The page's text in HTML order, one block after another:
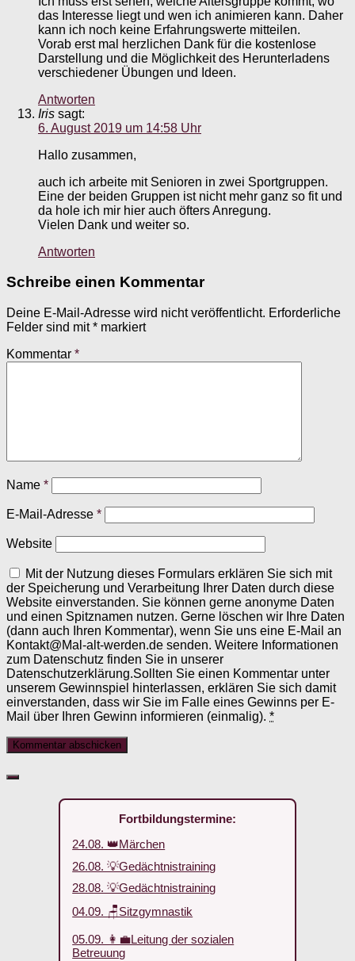
das Interesse liegt und wen ich animieren kann. Daher
kann ich noch keine Erfahrungswerte mitteilen.
Vorab erst mal herzlichen Dank für die kostenlose
Darstellung und die Möglichkeit des Herunterladens
verschiedener Übungen und Ideen.
Antworten
Iris sagt:
6. August 2019 um 14:58 Uhr
Hallo zusammen,
auch ich arbeite mit Senioren in zwei Sportgruppen.
Eine der beiden Gruppen ist nicht mehr ganz so fit und
da hole ich mir hier auch öfters Anregung.
Vielen Dank und weiter so.
Antworten
Schreibe einen Kommentar
Deine E-Mail-Adresse wird nicht veröffentlicht. Erforderliche
Felder sind mit* markiert
Kommentar *
Name *
E-Mail-Adresse *
Website
Mit der Nutzung dieses Formulars erklären Sie sich mit
der Speicherung und Verarbeitung Ihrer Daten durch diese
Website einverstanden. Sie können gerne anonyme Daten
und einen Spitznamen nutzen. Gerne löschen wir Ihre Daten
(dann auch Ihren Kommentar), wenn Sie uns eine E-Mail an
Kontakt@Mal-alt-werden.de senden. Weitere Informationen
zum Datenschutz finden Sie in unserer
Datenschutzerklärung.Sollten Sie einen Kommentar unter
unserem Gewinnspiel hinterlassen, erklären Sie sich damit
einverstanden, dass wir Sie im Falle eines Gewinns per E-
Mail über Ihren Gewinn informieren (einmalig). *
Fortbildungstermine:
24.08. 👑Märchen
26.08. 💡Gedächtnistraining
28.08. 💡Gedächtnistraining
04.09. 🪑Sitzgymnastik
05.09. 👩‍💼Leitung der sozialen
Betreuung